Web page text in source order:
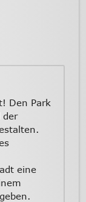
Den Park
der
eine